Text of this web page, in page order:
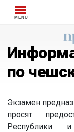
по
Экзамен
просят
Республики